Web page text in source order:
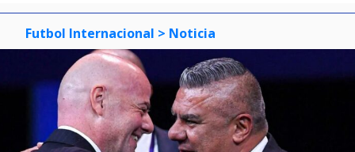
Futbol Internacional > Noticia